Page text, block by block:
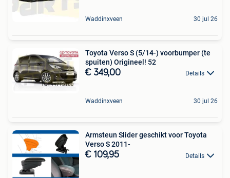
Waddinxveen 30 jul 26
Toyota Verso S (5/14-) voorbumper (te
spuiten) Origineel! 52
€ 349,00 Details
Waddinxveen 30 jul 26
Armsteun Slider geschikt voor Toyota
Verso S 2011-
€ 109,95 Details